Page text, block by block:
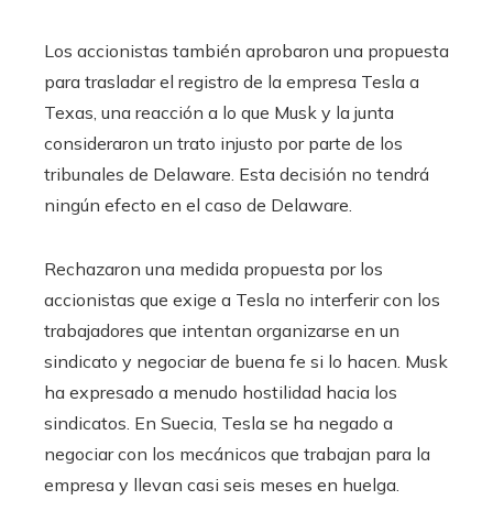
Los accionistas también aprobaron una propuesta
para trasladar el registro de la empresa Tesla a
Texas, una reacción a lo que Musk y la junta
consideraron un trato injusto por parte de los
tribunales de Delaware. Esta decisión no tendrá
ningún efecto en el caso de Delaware.
Rechazaron una medida propuesta por los
accionistas que exige a Tesla no interferir con los
trabajadores que intentan organizarse en un
sindicato y negociar de buena fe si lo hacen. Musk
ha expresado a menudo hostilidad hacia los
sindicatos. En Suecia, Tesla se ha negado a
negociar con los mecánicos que trabajan para la
empresa y llevan casi seis meses en huelga.